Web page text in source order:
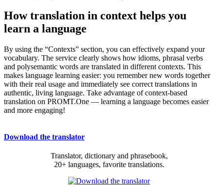
How translation in context helps you
learn a language
By using the “Contexts” section, you can effectively expand your
vocabulary. The service clearly shows how idioms, phrasal verbs
and polysemantic words are translated in different contexts. This
makes language learning easier: you remember new words together
with their real usage and immediately see correct translations in
authentic, living language. Take advantage of context-based
translation on PROMT.One — learning a language becomes easier
and more engaging!
Download the translator
Translator, dictionary and phrasebook,
20+ languages, favorite translations.